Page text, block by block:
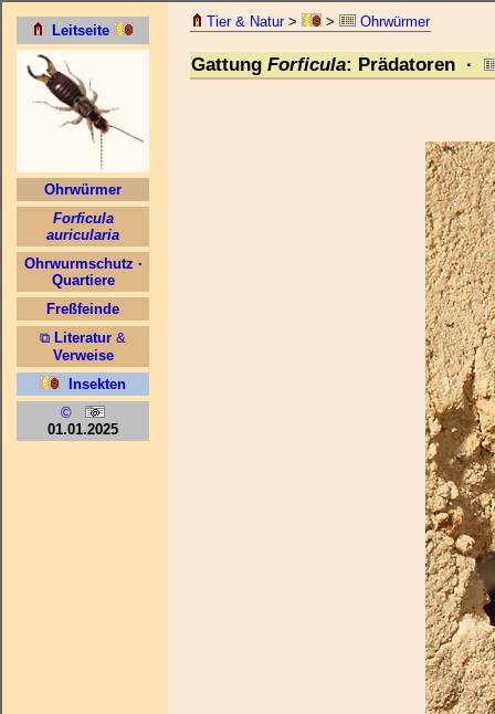
Tier & Natur> > Ohrwürmer
Gattung Forficula: Prädatoren ·